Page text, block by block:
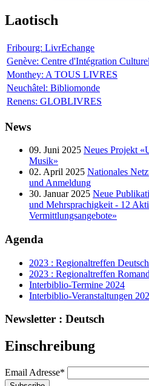
Laotisch
Fribourg: LivrEchange
Genève: Centre d'Intégration
Monthey: A TOUS LIVRES
Neuchâtel: Bibliomonde
Renens: GLOBLIVRES
News
09. Juni 2025 Neues Projekt
Musik»
02. April 2025 Nationales
und Anmeldung
30. Januar 2025 Neue
und Mehrsprachigkeit - 12
Vermittlungsangebote»
Agenda
2023 : Regionaltreffen
2023 : Regionaltreffen
Interbiblio-Termine 2024
Interbiblio-Veranstaltungen
Newsletter : Deutsch
Einschreibung
Email Adresse*